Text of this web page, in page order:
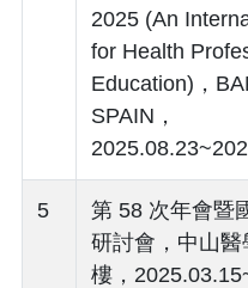
2025 (An
for Health
Education)，
SPAIN，
5
第 58 次年會暨
研討會，中山
樓，